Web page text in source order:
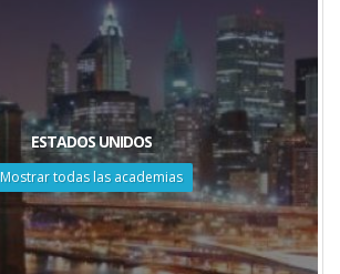
ESTADOS UNIDOS
Mostrar todas las academias